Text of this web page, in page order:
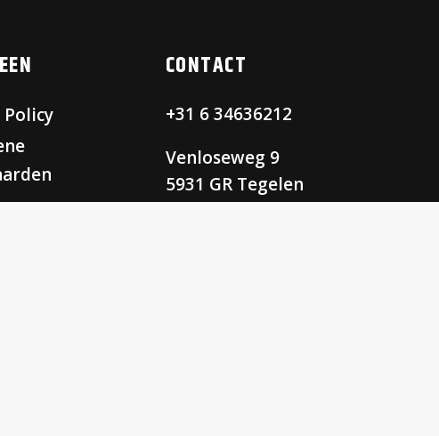
Policy
CONTACT
+31 6 34636212
Venloseweg 9
5931 GR Tegelen